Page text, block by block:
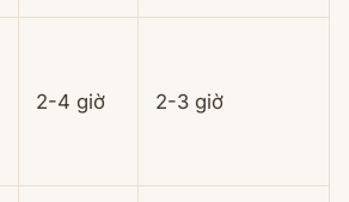
2-4 giờ 2-3 giờ